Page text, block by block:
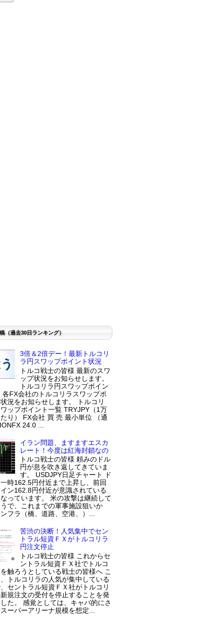
（過去30日ランキング）
3倍＆2倍デー！最新トルコリ
ラ円スワップポイント状況
トルコ戦士の皆様 最新のスワ
ップ状況をお知らせします。
トルコリラ円スワップポイン
各FX会社のトルコリラスワップポ
況をお知らせします。 トルコリ
ップポイント一覧 TRYJPY（1万
り） FX会社 買 売 最小単位 （通
24.0 ...
イラン問題、ますますエスカ
レート！今度は紅海封鎖なの
トルコ戦士の皆様 頼みのドル
円が息を吹き返してきていま
す。 USDJPY日足チャート ド
時162.5円付近まで上昇し、前回
ン162.8円付近が意識されている
っています。 米の攻撃は継続して
で、これまでの軍事施設狙いか
フラ（橋、道路、空港、）...
苦渋の決断！人気集中でセン
トラル短資ＦＸがトルコリラ
円注文停止
トルコ戦士の皆様 これからセ
ントラル短資ＦＸ社でトルコ
触ろうとしている戦士の皆様へ こ
トルコリラの人気が集中している
セントラル短資ＦＸ社がトルコリ
規注文の受付を停止することを発
た。 感覚としては、キャパ的にさ
ーパーアリーナ規模を想定...